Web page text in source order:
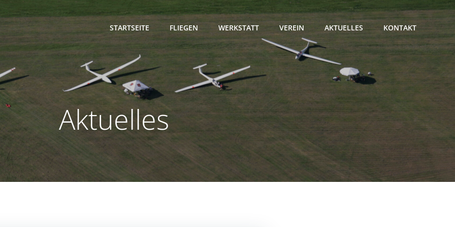
STARTSEITE FLIEGEN WERKSTATT VEREIN AKTUELLES KONTAKT
Aktuelles